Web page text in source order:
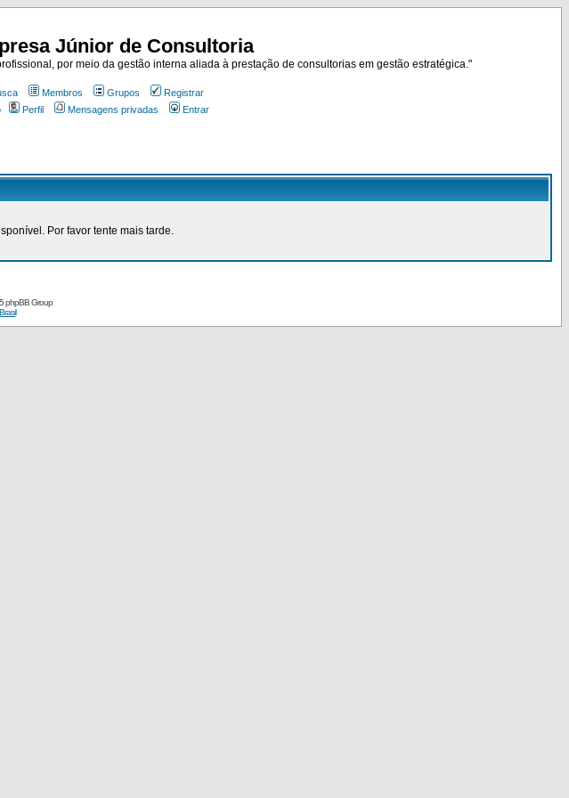
Júnior de Consultoria
por meio da gestão interna aliada à prestação de consultorias em gestão estratégica."
Membros Grupos
Registrar
Perfil Mensagens privadas Entrar
Por favor tente mais tarde.
phpBB Group